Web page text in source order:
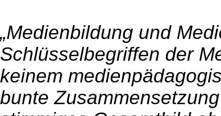
„Medienbildung und
Schlüsselbegriffen der
keinem
bunte